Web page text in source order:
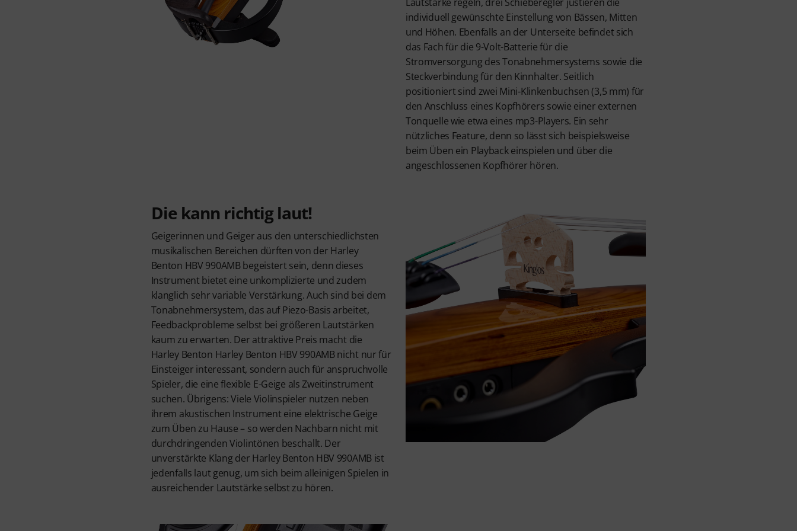
individuell gewünschte Einstellung von Bässen, Mitten
und Höhen. Ebenfalls an der Unterseite befindet sich
das Fach für die 9-Volt-Batterie für die
Stromversorgung des Tonabnehmersystems sowie die
Steckverbindung für den Kinnhalter. Seitlich
positioniert sind zwei Mini-Klinkenbuchsen (3,5 mm) für
den Anschluss eines Kopfhörers sowie einer externen
Tonquelle wie etwa eines mp3-Players. Ein sehr
nützliches Feature, denn so lässt sich beispielsweise
beim Üben ein Playback einspielen und über die
angeschlossenen Kopfhörer hören.
Die kann richtig laut!
Geigerinnen und Geiger aus den unterschiedlichsten
musikalischen Bereichen dürften von der Harley
Benton HBV 990AMB begeistert sein, denn dieses
Instrument bietet eine unkomplizierte und zudem
klanglich sehr variable Verstärkung. Auch sind bei dem
Tonabnehmersystem, das auf Piezo-Basis arbeitet,
Feedbackprobleme selbst bei größeren Lautstärken
kaum zu erwarten. Der attraktive Preis macht die
Harley Benton Harley Benton HBV 990AMB nicht nur für
Einsteiger interessant, sondern auch für anspruchvolle
Spieler, die eine flexible E-Geige als Zweitinstrument
suchen. Übrigens: Viele Violinspieler nutzen neben
ihrem akustischen Instrument eine elektrische Geige
zum Üben zu Hause – so werden Nachbarn nicht mit
durchdringenden Violintönen beschallt. Der
unverstärkte Klang der Harley Benton HBV 990AMB ist
jedenfalls laut genug, um sich beim alleinigen Spielen in
ausreichender Lautstärke selbst zu hören.